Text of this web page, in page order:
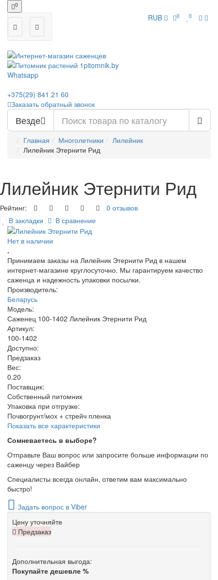
0
RUB 0 0
Whatsapp
+375(29) 841 21 60
Заказать обратный звонок
Везде
Главная Многолетники
Лилейник
Лилейник Этернити Рид
Лилейник Этернити Рид
Рейтинг:
0 отзывов
В закладки
В сравнение
Нет в наличии
.
Принимаем заказы на Лилейник Этернити Рид в нашем
интернет-магазине круглосуточно. Мы гарантируем качество
саженца и надежность упаковки посылки.
Производитель:
Беларусь
Модель:
Саженец 100-1402 Лилейник Этернити Рид
Артикул:
100-1402
Доступно:
Предзаказ
Вес:
0.20
Поставщик:
Собственный питомник
Упаковка при отгрузке:
Почвогрунт/мох + стрейч пленка
Показать все характеристики
Сомневаетесь в выборе?
Отправьте Ваш вопрос или запросите больше информации по
саженцу через Вайбер
Специалисты всегда онлайн, ответим вам максимально
быстро!
Задать вопрос в Viber
Цену уточняйте
Предзаказ
Дополнительная выгода:
Покупайте дешевле %